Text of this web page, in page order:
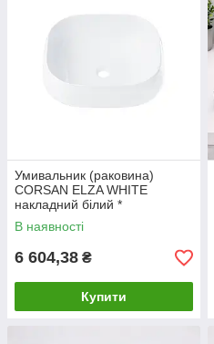
Умивальник (раковина)
CORSAN ELZA WHITE
накладний білий *
В наявності
6 604,38 ₴
Купити